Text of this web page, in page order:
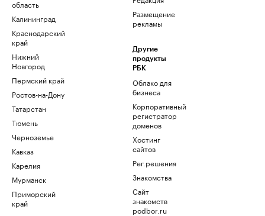
область
Калининград
Краснодарский
край
Нижний
Новгород
Пермский край
Ростов-на-Дону
Татарстан
Тюмень
Черноземье
Кавказ
Карелия
Мурманск
Приморский
край
Размещение
рекламы
Другие
продукты
РБК
Облако для
бизнеса
Корпоративный
регистратор
доменов
Хостинг
сайтов
Рег.решения
Знакомства
Сайт
знакомств
podbor.ru